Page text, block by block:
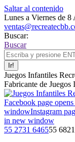
Saltar al contenido
Lunes a Viernes de
Buscar:
Buscar
Juegos Infantiles
Fabricante de
Facebook page
windowInstagram
in new window
55 2731 646555